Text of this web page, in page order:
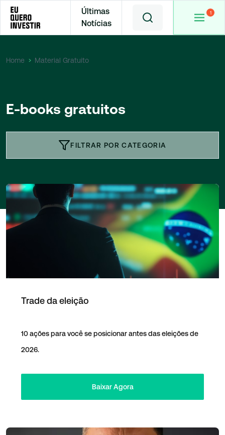
Últimas
Notícias
Home Material Gratuito
E-books gratuitos
FILTRAR POR CATEGORIA
Trade da eleição
10 ações para você se posicionar antes das eleições de
2026.
Baixar Agora